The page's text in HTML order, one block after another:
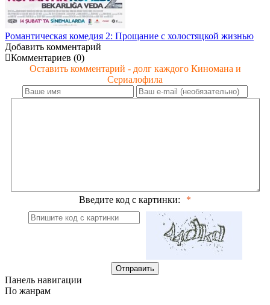
Романтическая комедия 2: Прощание с холостяцкой жизнью
Добавить комментарий
Комментариев (0)
Оставить комментарий - долг каждого Киномана и
Сериалофила
Введите код с картинки:
Отправить
Панель навигации
По жанрам